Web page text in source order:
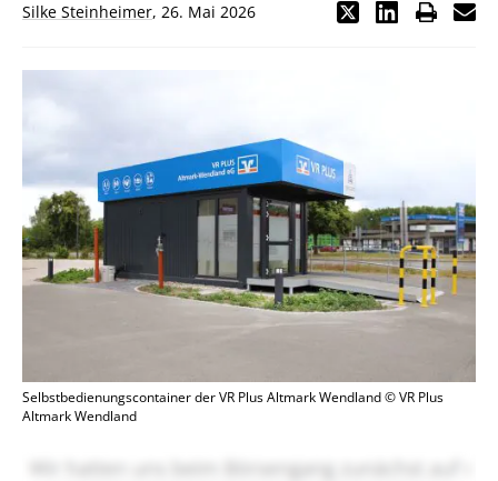
Silke Steinheimer, 26. Mai 2026
Selbstbedienungscontainer der VR Plus Altmark Wendland © VR Plus
Altmark Wendland